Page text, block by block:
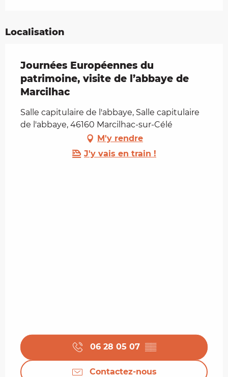
Localisation
Journées Européennes du
patrimoine, visite de l’abbaye de
Marcilhac
Salle capitulaire de l'abbaye, Salle capitulaire
de l'abbaye, 46160 Marcilhac-sur-Célé
M'y rendre
J'y vais en train !
06 28 05 07 ▒▒
Contactez-nous